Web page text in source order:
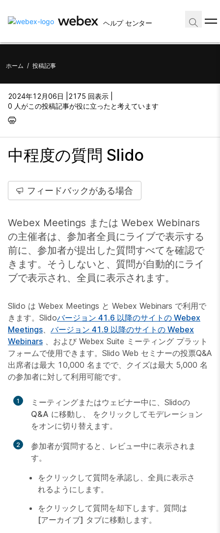
ヘルプ センター
ホーム / 投稿記事
2024年12月06日 |
2175 回表示 |
0 人がこの投稿記事が役に立ったと考えています
中程度の質問 Slido
フィードバックがある場合
Webex Meetings または Webex Webinars
の主催者は、参加者全員にライブで表示する
前に、参加者が提出した質問すべてを確認で
きます。そうしないと、質問が自動的にライ
ブで表示され、全員に表示されます。
Slido は Webex Meetings と Webex Webinars で利用で
きます。Slidoバージョン 41.6 以降のサイトの Webex
Meetings、 バージョン 41.9 以降のサイトの Webex
Webinars 、および Webex Suite ミーティング プラット
フォームで使用できます。Slido Web セミナーの投票Q&A
出席者は最大 10,000 名までで、クイズは最大 5,000 名
の参加者に対して利用可能です。
1
ミーティングまたはウェビナー中に、Slidoの
Q&A に移動し、 をクリックしてモデレーション
をオンに切り替えます。
2 参加者が質問すると、 レビュー中に表示されま
す。
をクリックして質問を承認し、全員に表示さ
れるようにします。
をクリックして質問を却下します。質問は
[アーカイブ] タブに移動します。